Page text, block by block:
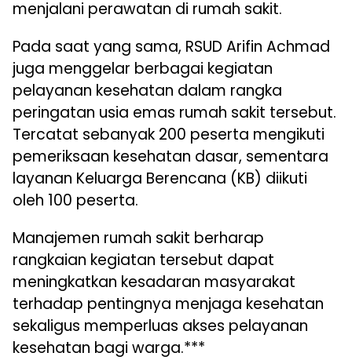
menjalani perawatan di rumah sakit.
Pada saat yang sama, RSUD Arifin Achmad
juga menggelar berbagai kegiatan
pelayanan kesehatan dalam rangka
peringatan usia emas rumah sakit tersebut.
Tercatat sebanyak 200 peserta mengikuti
pemeriksaan kesehatan dasar, sementara
layanan Keluarga Berencana (KB) diikuti
oleh 100 peserta.
Manajemen rumah sakit berharap
rangkaian kegiatan tersebut dapat
meningkatkan kesadaran masyarakat
terhadap pentingnya menjaga kesehatan
sekaligus memperluas akses pelayanan
kesehatan bagi warga.***